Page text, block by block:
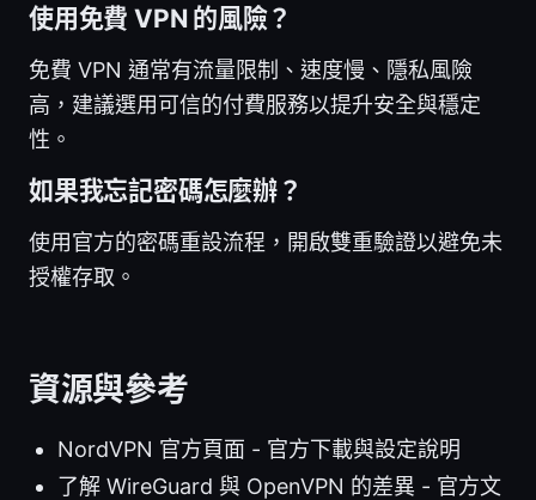
使用免費 VPN 的風險？
免費 VPN 通常有流量限制、速度慢、隱私風險
高，建議選用可信的付費服務以提升安全與穩定
性。
如果我忘記密碼怎麼辦？
使用官方的密碼重設流程，開啟雙重驗證以避免未
授權存取。
資源與參考
NordVPN 官方頁面 - 官方下載與設定說明
了解 WireGuard 與 OpenVPN 的差異 - 官方文